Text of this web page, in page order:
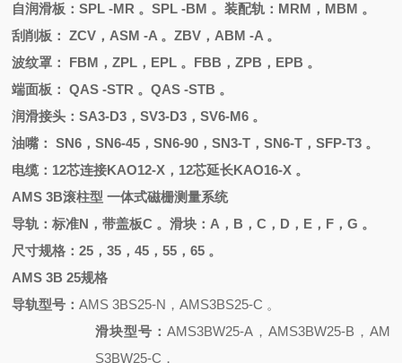
自润滑板：SPL -MR 。SPL -BM 。装配轨：MRM，MBM 。
刮削板：
ZCV，ASM -A 。ZBV，ABM -A 。
波纹罩：
FBM，ZPL，EPL 。FBB，ZPB，EPB 。
端面板：
QAS -STR 。QAS -STB 。
润滑接头：SA3-D3，SV3-D3，SV6-M6 。
油嘴：
SN6，SN6-45，SN6-90，SN3-T，SN6-T，SFP-T3 。
电缆： 12芯连接KAO12-X，12芯延长KAO16-X 。
AMS 3B滚柱型 一体式磁栅测量系统
导轨：标准N，带盖板C 。滑块：A，B，C，D，E，F，G 。
尺寸规格：25，35，45，55，65 。
AMS 3B 25规格
导轨型号：AMS 3BS25-N，AMS3BS25-C 。
滑块型号： AMS3BW25-A，AMS3BW25-B，AM
S3BW25-C，